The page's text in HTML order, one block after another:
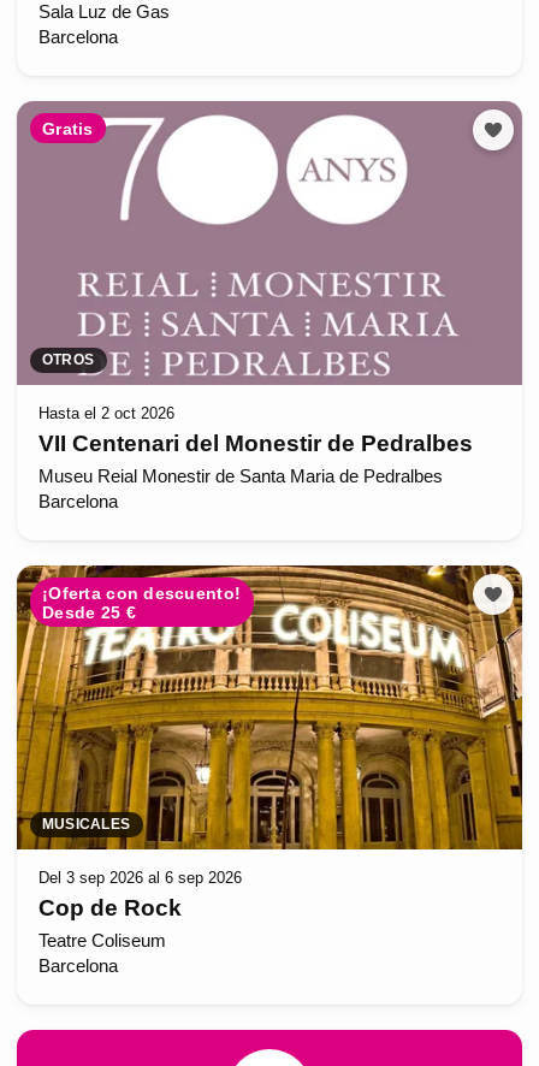
Sala Luz de Gas
Barcelona
Gratis
OTROS
Hasta el 2 oct 2026
VII Centenari del Monestir de Pedralbes
Museu Reial Monestir de Santa Maria de Pedralbes
Barcelona
¡Oferta con descuento!
Desde 25 €
MUSICALES
Del 3 sep 2026 al 6 sep 2026
Cop de Rock
Teatre Coliseum
Barcelona